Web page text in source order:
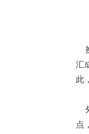
汇
此
点